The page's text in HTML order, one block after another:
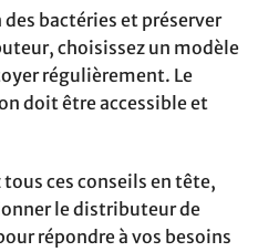
bactéries et préserver
choisissez un modèle
régulièrement. Le
doit être accessible et
ces conseils en tête,
le distributeur de
répondre à vos besoins